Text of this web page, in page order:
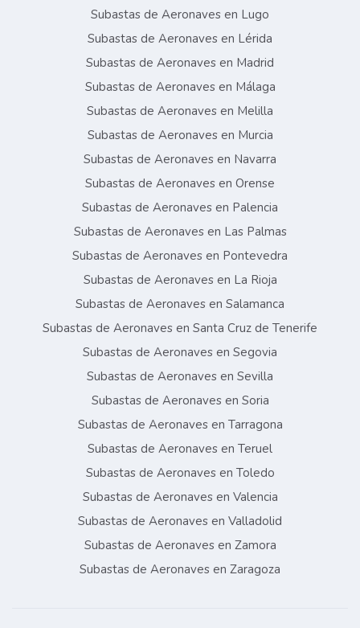
Subastas de Aeronaves en Lugo
Subastas de Aeronaves en Lérida
Subastas de Aeronaves en Madrid
Subastas de Aeronaves en Málaga
Subastas de Aeronaves en Melilla
Subastas de Aeronaves en Murcia
Subastas de Aeronaves en Navarra
Subastas de Aeronaves en Orense
Subastas de Aeronaves en Palencia
Subastas de Aeronaves en Las Palmas
Subastas de Aeronaves en Pontevedra
Subastas de Aeronaves en La Rioja
Subastas de Aeronaves en Salamanca
Subastas de Aeronaves en Santa Cruz de Tenerife
Subastas de Aeronaves en Segovia
Subastas de Aeronaves en Sevilla
Subastas de Aeronaves en Soria
Subastas de Aeronaves en Tarragona
Subastas de Aeronaves en Teruel
Subastas de Aeronaves en Toledo
Subastas de Aeronaves en Valencia
Subastas de Aeronaves en Valladolid
Subastas de Aeronaves en Zamora
Subastas de Aeronaves en Zaragoza